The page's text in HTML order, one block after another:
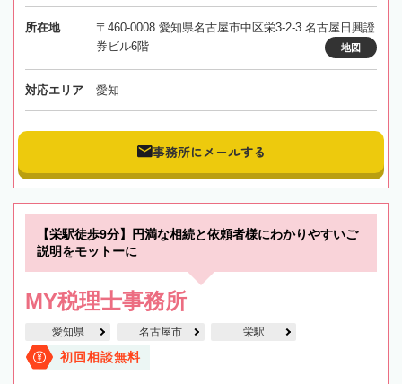
所在地
〒460-0008 愛知県名古屋市中区栄3-2-3 名古屋日興證
券ビル6階
地図
対応エリア 愛知
事務所にメールする
【栄駅徒歩9分】円満な相続と依頼者様にわかりやすいご
説明をモットーに
MY税理士事務所
愛知県 名古屋市 栄駅
初回相談無料